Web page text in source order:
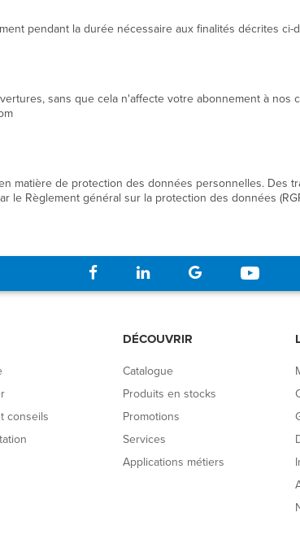
pendant la durée nécessaire aux finalités décrites
sans que cela n'affecte votre abonnement à
matière de protection des données personnelles.
Règlement général sur la protection des données
conseils
DÉCOUVRIR
Catalogue
Produits en stocks
Promotions
Services
Applications métiers